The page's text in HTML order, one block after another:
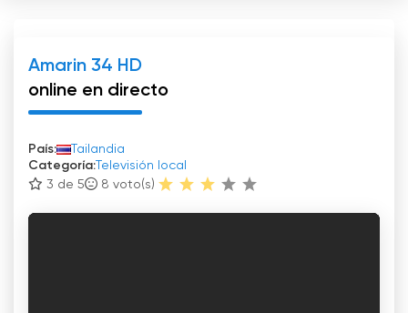
Amarin 34 HD
online en directo
País:
Tailandia
Categoría: Televisión local
3 de 5
8 voto(s)